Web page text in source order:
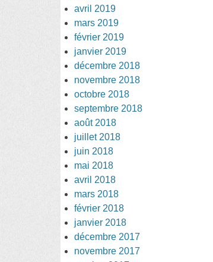
avril 2019
mars 2019
février 2019
janvier 2019
décembre 2018
novembre 2018
octobre 2018
septembre 2018
août 2018
juillet 2018
juin 2018
mai 2018
avril 2018
mars 2018
février 2018
janvier 2018
décembre 2017
novembre 2017